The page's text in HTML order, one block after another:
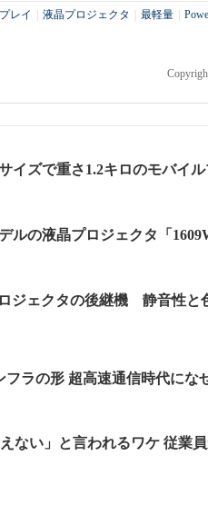
レイ 液晶プロジェクタ 最軽量
イズで重さ1.2キロのモバイ
の液晶プロジェクタ「
ジェクタの後継機 静音性と